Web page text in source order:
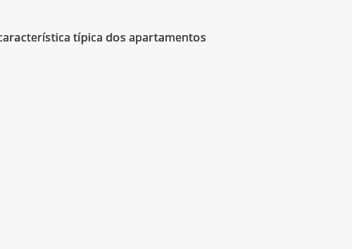
típica dos apartamentos